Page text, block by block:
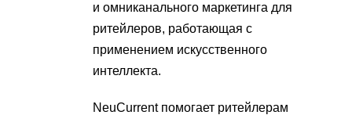
и омниканального маркетинга для
ритейлеров, работающая с
применением искусственного
интеллекта.
NeuCurrent помогает ритейлерам